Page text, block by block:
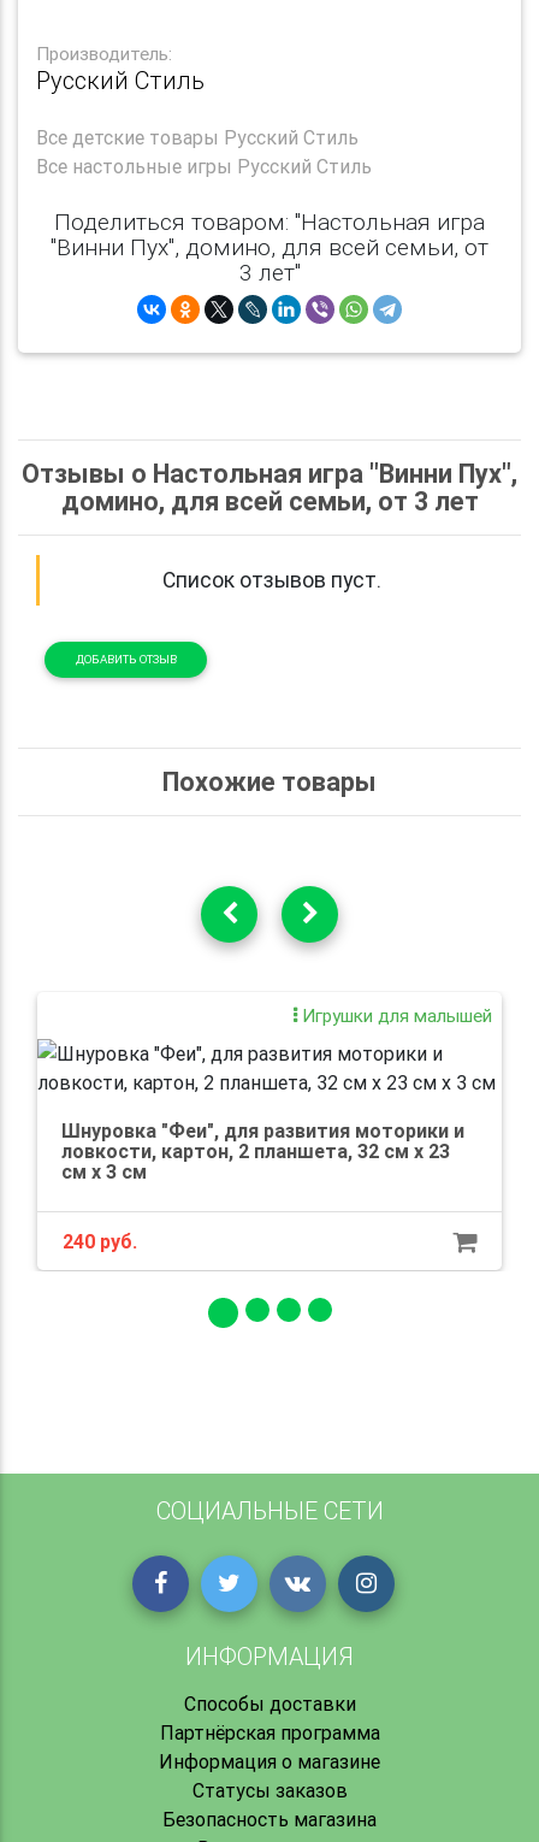
Производитель:
Русский Стиль
Все детские товары Русский Стиль
Все настольные игры Русский Стиль
Поделиться товаром: "Настольная игра
"Винни Пух", домино, для всей семьи, от
3 лет"
Отзывы о Настольная игра "Винни Пух",
домино, для всей семьи, от 3 лет
Список отзывов пуст.
ДОБАВИТЬ ОТЗЫВ
Похожие товары
Игрушки для малышей
Шнуровка "Феи", для развития моторики и
ловкости, картон, 2 планшета, 32 см x 23
см x 3 см
240 руб.
СОЦИАЛЬНЫЕ СЕТИ
ИНФОРМАЦИЯ
Способы доставки
Партнёрская программа
Информация о магазине
Статусы заказов
Безопасность магазина